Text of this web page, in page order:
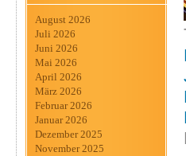
August 2026
Juli 2026
Juni 2026
Mai 2026
April 2026
März 2026
Februar 2026
Januar 2026
Dezember 2025
November 2025